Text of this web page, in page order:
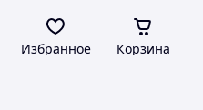
Избранное Корзина